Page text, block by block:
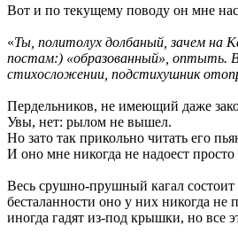
Вот и по текущему поводу он мне
«Ты, политолух долбаный, зачем на
постам:) «образованный», оптыть.
стихосложении, подстихушник
Пердельников, не имеющий даже
Увы, нет: рылом не вышел.
Но зато так прикольно читать его
И оно мне никогда не надоест
Весь срушно-прушный кагал
бесталанности оно у них никогда не
иногда гадят из-под крышки, но все